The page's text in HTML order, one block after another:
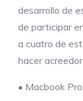
desarrollo de
de participar
a cuatro de
hacer
• Macbook